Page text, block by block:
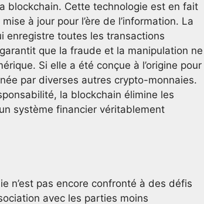
blockchain. Cette technologie est en fait
à jour pour l’ère de l’information. La
enregistre toutes les transactions
que la fraude et la manipulation ne
Si elle a été conçue à l’origine pour
par diverses autres crypto-monnaies.
la blockchain élimine les
système financier véritablement
n’est pas encore confronté à des défis
avec les parties moins